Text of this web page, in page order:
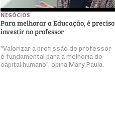
NEGÓCIOS
Para melhorar a Educação, é preciso
investir no professor
"Valorizar a profissão de professor
é fundamental para a melhoria do
capital humano", opina Mary Paula.